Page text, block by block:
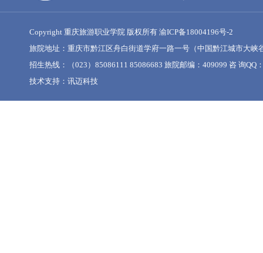
Copyright 重庆旅游职业学院 版权所有 渝ICP备18004196号-2
旅院地址：重庆市黔江区舟白街道学府一路一号（中国黔江城市大峡
招生热线：（023）85086111 85086683 旅院邮编：409099 咨 询QQ
技术支持： 讯迈科技